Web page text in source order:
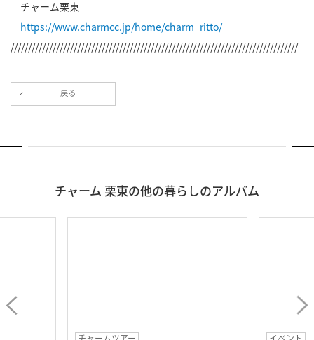
チャーム栗東
https://www.charmcc.jp/home/charm_ritto/
//////////////////////////////////////////////////////////////////////////////////
戻る
チャーム 栗東の他の暮らしのアルバム